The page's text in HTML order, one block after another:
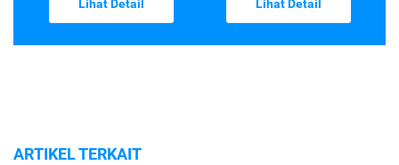
Lihat Detail Lihat Detail
ARTIKEL TERKAIT